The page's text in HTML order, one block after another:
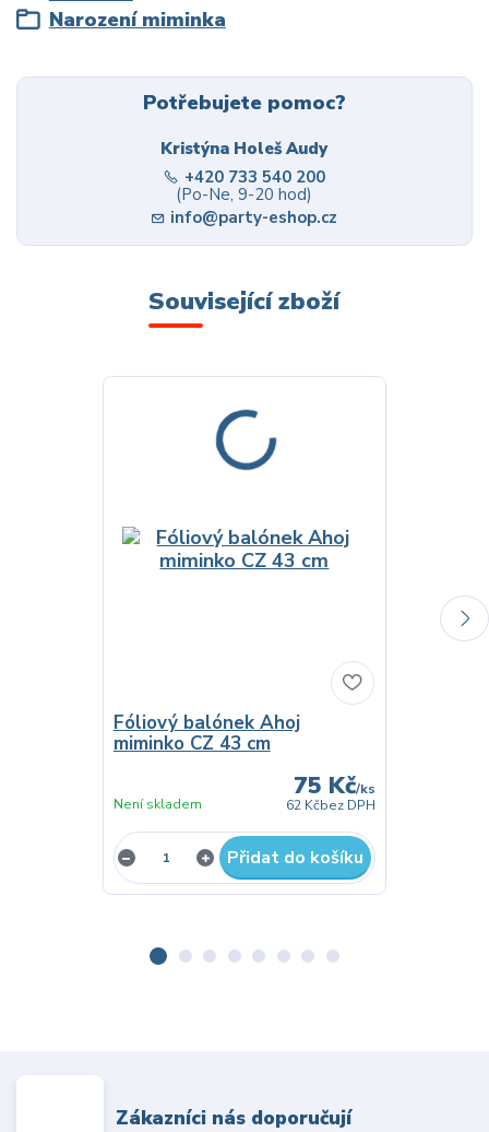
Narození miminka
Potřebujete pomoc?
Kristýna Holeš Audy
+420 733 540 200
(Po-Ne, 9-20 hod)
info@party-eshop.cz
Související zboží
Fóliový balónek Ahoj
miminko CZ 43 cm
75 Kč/ks
62 Kčbez DPH
Není skladem
Přidat do košíku
Zákazníci nás doporučují